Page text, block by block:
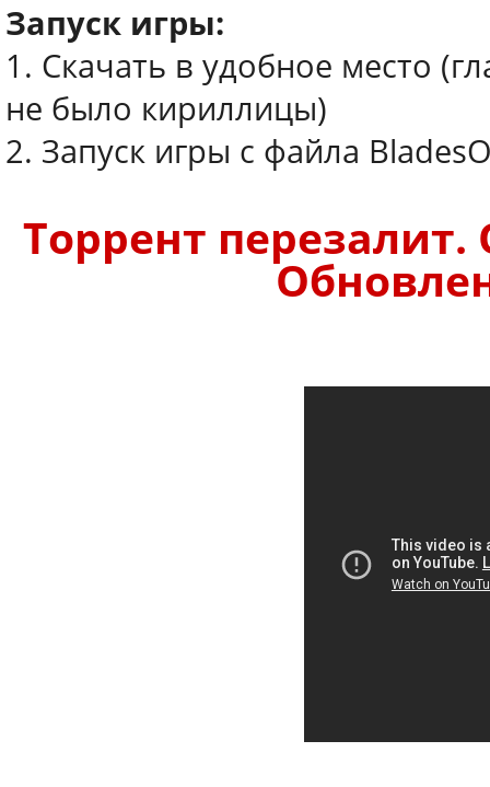
Запуск игры:
1. Скачать в удобное место
не было кириллицы)
2. Запуск игры с файла
Торрент